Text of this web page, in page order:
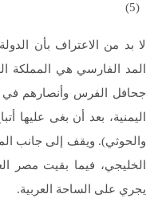
(5)
لا بد من الاعتراف بأن
المد الفارسي هي المملكة
جحافل الفرس وأنصارهم في
اليمنية، بعد أن بغى عليها
والحوثي). ويقف إلى جانب
الخليجي، فيما بقيت مصر
يجري على الساحة العربية.